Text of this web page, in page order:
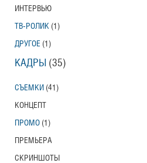
ИНТЕРВЬЮ
ТВ-РОЛИК (1)
ДРУГОЕ (1)
КАДРЫ (35)
СЪЕМКИ (41)
КОНЦЕПТ
ПРОМО (1)
ПРЕМЬЕРА
СКРИНШОТЫ